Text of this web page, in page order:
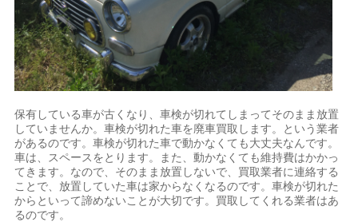
保有している車が古くなり、車検が切れてしまってそのまま放置
していませんか。車検が切れた車を廃車買取します。という業者
があるのです。車検が切れた車で動かなくても大丈夫なんです。
車は、スペースをとります。また、動かなくても維持費はかかっ
てきます。なので、そのまま放置しないで、買取業者に連絡する
ことで、放置していた車は家からなくなるのです。車検が切れた
からといって諦めないことが大切です。買取してくれる業者はあ
るのです。